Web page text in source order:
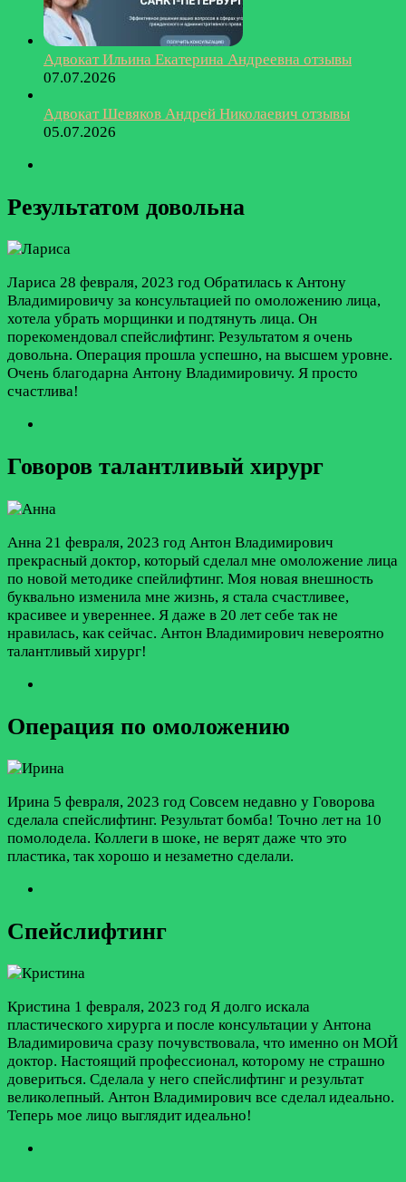
Адвокат Ильина Екатерина Андреевна отзывы
07.07.2026
Адвокат Шевяков Андрей Николаевич отзывы
05.07.2026
Результатом довольна
Лариса 28 февраля, 2023 год Обратилась к Антону
Владимировичу за консультацией по омоложению лица,
хотела убрать морщинки и подтянуть лица. Он
порекомендовал спейслифтинг. Результатом я очень
довольна. Операция прошла успешно, на высшем уровне.
Очень благодарна Антону Владимировичу. Я просто
счастлива!
Говоров талантливый хирург
Анна 21 февраля, 2023 год Антон Владимирович
прекрасный доктор, который сделал мне омоложение лица
по новой методике спейлифтинг. Моя новая внешность
буквально изменила мне жизнь, я стала счастливее,
красивее и увереннее. Я даже в 20 лет себе так не
нравилась, как сейчас. Антон Владимирович невероятно
талантливый хирург!
Операция по омоложению
Ирина 5 февраля, 2023 год Совсем недавно у Говорова
сделала спейслифтинг. Результат бомба! Точно лет на 10
помолодела. Коллеги в шоке, не верят даже что это
пластика, так хорошо и незаметно сделали.
Спейслифтинг
Кристина 1 февраля, 2023 год Я долго искала
пластического хирурга и после консультации у Антона
Владимировича сразу почувствовала, что именно он МОЙ
доктор. Настоящий профессионал, которому не страшно
довериться. Сделала у него спейслифтинг и результат
великолепный. Антон Владимирович все сделал идеально.
Теперь мое лицо выглядит идеально!